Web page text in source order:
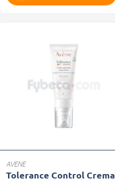
AVENE
Tolerance Control Crema